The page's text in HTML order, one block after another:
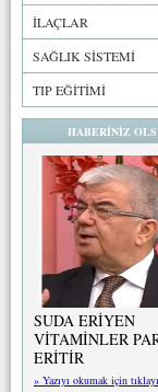
İLAÇLAR
SAĞLIK SİSTEMİ
TIP EĞİTİMİ
HABERİNİZ
SUDA ERİYEN
VİTAMİNLER
ERİTİR
» Yazıyı okumak için